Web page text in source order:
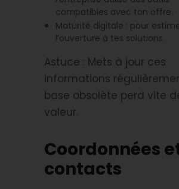
compatibles avec ton offre.
Maturité digitale : pour
l’ouverture à tes solutions.
Astuce : Mets à jour ces
informations
base obsolète perd vite
valeur.
Coordonnées
contacts